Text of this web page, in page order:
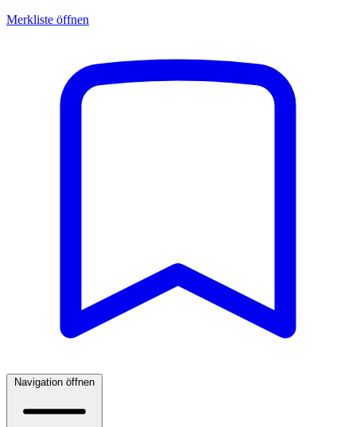
Merkliste öffnen
Navigation öffnen